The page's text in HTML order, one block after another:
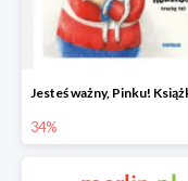
34%